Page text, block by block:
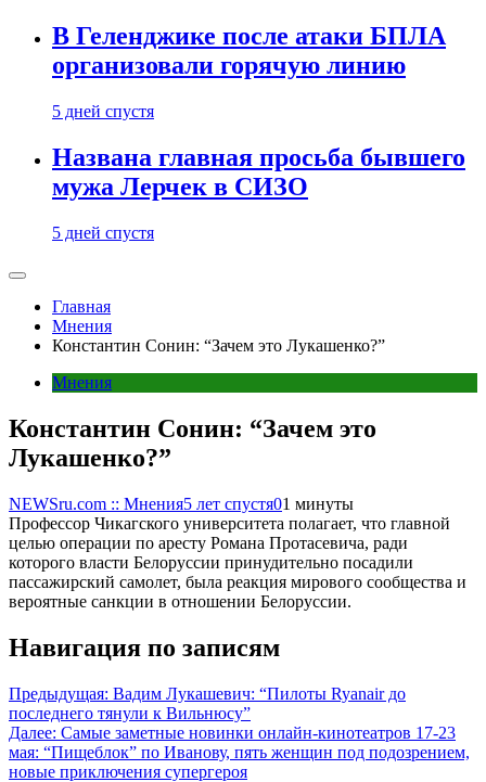
В Геленджике после атаки БПЛА
организовали горячую линию
5 дней спустя
Названа главная просьба бывшего
мужа Лерчек в СИЗО
5 дней спустя
Главная
Мнения
Константин Сонин: “Зачем это Лукашенко?”
Мнения
Константин Сонин: “Зачем это
Лукашенко?”
NEWSru.com :: Мнения5 лет спустя01 минуты
Профессор Чикагского университета полагает, что главной
целью операции по аресту Романа Протасевича, ради
которого власти Белоруссии принудительно посадили
пассажирский самолет, была реакция мирового сообщества и
вероятные санкции в отношении Белоруссии.
Навигация по записям
Предыдущая: Вадим Лукашевич: “Пилоты Ryanair до
последнего тянули к Вильнюсу”
Далее: Самые заметные новинки онлайн-кинотеатров 17-23
мая: “Пищеблок” по Иванову, пять женщин под подозрением,
новые приключения супергероя